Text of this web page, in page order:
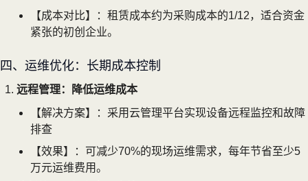
【成本对比】：租赁成本约为采购成本的1/12，适合资金
紧张的初创企业。
四、运维优化：长期成本控制
远程管理：降低运维成本
【解决方案】：采用云管理平台实现设备远程监控和故障
排查
【效果】：可减少70%的现场运维需求，每年节省至少5
万元运维费用。